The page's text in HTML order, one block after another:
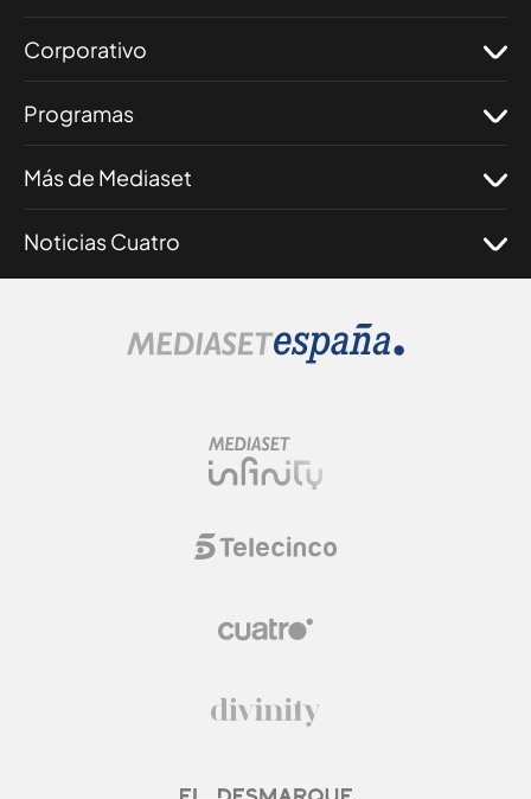
Corporativo
Programas
Más de Mediaset
Noticias Cuatro